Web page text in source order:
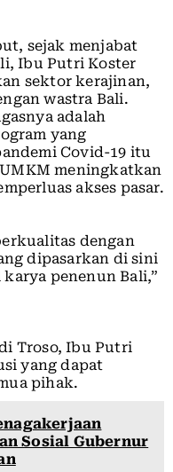
sejak menjabat
Ibu Putri Koster
sektor kerajinan,
wastra Bali.
adalah
yang
Covid-19 itu
meningkatkan
akses pasar.
dengan
dipasarkan di sini
penenun Bali,”
Troso, Ibu Putri
yang dapat
pihak.
Sosial Gubernur